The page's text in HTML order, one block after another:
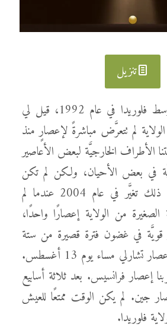
تنزيل
عندما انتقلت إلى وسط فلوريدا في عام 1992، قيل لي
لم تتعرَّض مباشرةً لإعصارٍ منذ
الأطراف الخارجيَّة لبعض الأعاصير
في بعض الأحيان، ولكن لم تكن
بالشيء الخطير. كل ذلك تغيَّر في عام 2004 عندما لم
من الولاية إعصارًا واحدًا،
قويَّة في غضون فترة قصيرة من ستة
أسابيع. فقد ضربنا إعصار تشارلي مساء يوم 13 أغسطس.
إعصار فرانسيس. بعد ثلاثة أسابيع
جين. لم يكن الوقت ممتعًا للعيش
فلوريدا.